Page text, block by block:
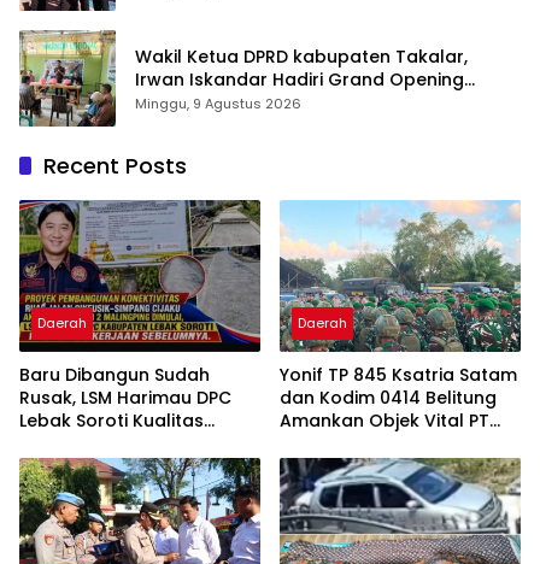
Wakil Ketua DPRD kabupaten Takalar,
Irwan Iskandar Hadiri Grand Opening
Rumah sehat Pertama di Takalar, Melayani
Minggu, 9 Agustus 2026
Recent Posts
Daerah
Baru Dibangun Sudah
Rusak, LSM Harimau DPC
Lebak Soroti Kualitas
Cikeusik-Simpang Cijaku
Daerah
Yonif TP 845 Ksatria Satam
dan Kodim 0414 Belitung
Amankan Objek Vital PT
Penambang